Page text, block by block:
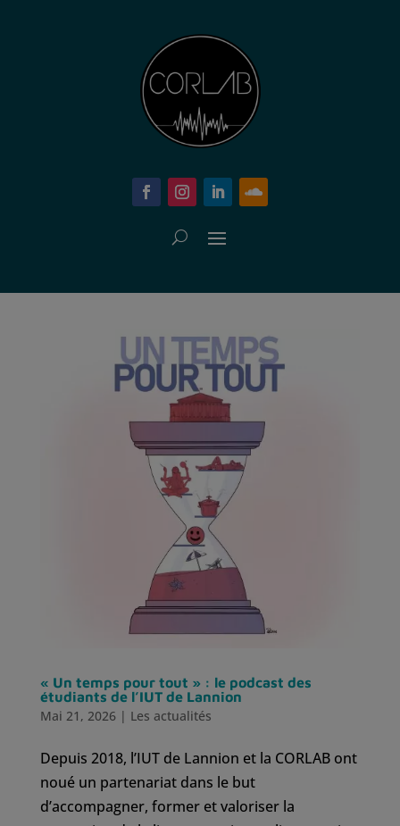
« Un temps pour tout » : le podcast des
étudiants de l’IUT de Lannion
Mai 21, 2026| Les actualités
Depuis 2018, l’IUT de Lannion et la CORLAB ont
noué un partenariat dans le but
d’accompagner, former et valoriser la